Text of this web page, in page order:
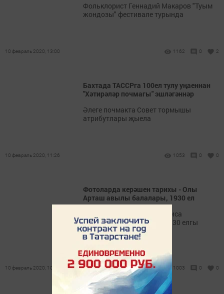
Фольклорист Геннадий Макаров "Туым
жондозы" фестивале турында
10 февраль 2020, 13:00 1162 0 2
Бахтада ТАССРга 100ел тулу уңаеннан
"Хәтирәләр почмагы" эшләгәннәр
Әлеге почмакта Совет тормышы
атрибутлары җыела
10 февраль 2020, 11:26 1053 0 0
Фотоларда керәшен тарихы - Олы
Арташ авылы балалары, 1930 ел
Мамадыш районыннан Раиса
Емельянова редакциягә 1930 елгы
фоторәсем юллады
10 февраль 2020, 10:51 1003 0 0